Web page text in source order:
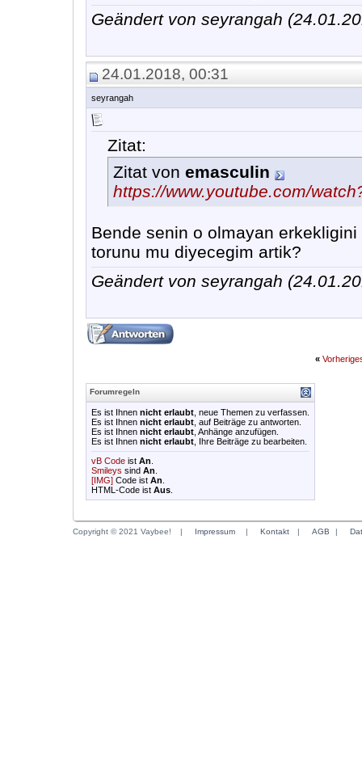
Geändert von seyrangah
24.01.2018, 00:31
seyrangah
Zitat:
Zitat von emasculin
https://www.youtube.com/
Bende senin o olmayan
torunu mu diyecegim artik?
Geändert von seyrangah
«
Forumregeln
Es ist Ihnen nicht erlaubt , neue Themen zu verfassen.
Es ist Ihnen nicht erlaubt , auf Beiträge zu antworten.
Es ist Ihnen nicht erlaubt , Anhänge anzufügen.
Es ist Ihnen nicht erlaubt , Ihre Beiträge zu bearbeiten.
vB Code ist An
Smileys sind An
[IMG] Code ist An
HTML-Code ist Aus
Copyright © 2021 Vaybee! | Impressum | Kontakt | AGB |